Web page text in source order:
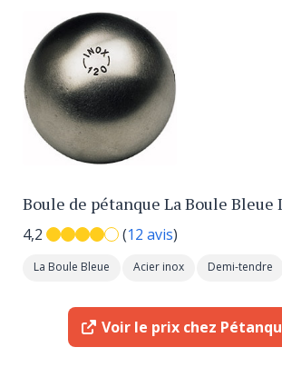
Boule de pétanque La Boule Bleue
4,2 (12 avis)
La Boule Bleue Acier inox Demi-tendre
Voir le prix chez